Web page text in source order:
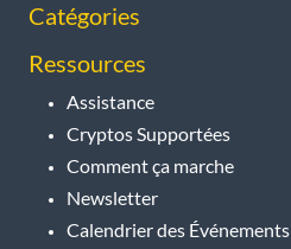
Catégories
Ressources
Assistance
Cryptos Supportées
Comment ça marche
Newsletter
Calendrier des Événements